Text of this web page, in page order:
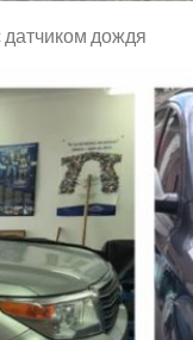
датчиком дождя